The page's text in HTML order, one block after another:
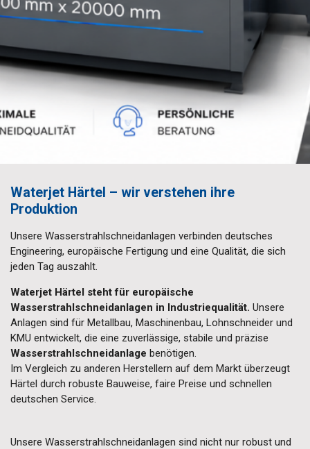
Waterjet Härtel – wir verstehen ihre
Produktion
Unsere Wasserstrahlschneidanlagen verbinden deutsches
Engineering, europäische Fertigung und eine Qualität, die sich
jeden Tag auszahlt.
Waterjet Härtel steht für europäische
Wasserstrahlschneidanlagen in Industriequalität. Unsere
Anlagen sind für Metallbau, Maschinenbau, Lohnschneider und
KMU entwickelt, die eine zuverlässige, stabile und präzise
Wasserstrahlschneidanlage benötigen.
Im Vergleich zu anderen Herstellern auf dem Markt überzeugt
Härtel durch robuste Bauweise, faire Preise und schnellen
deutschen Service.
Unsere Wasserstrahlschneidanlagen sind nicht nur robust und